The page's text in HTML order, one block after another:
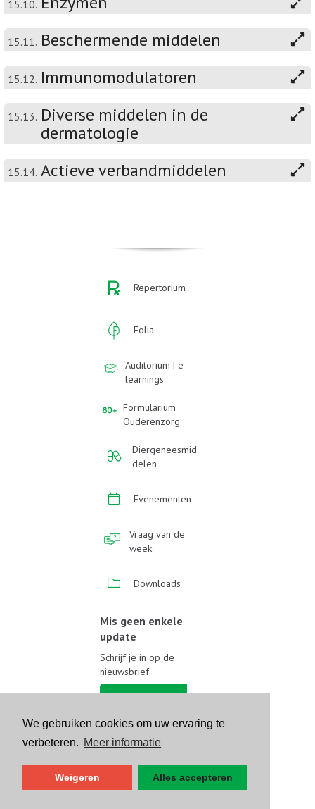
We gebruiken cookies om uw ervaring te
verbeteren. Meer informatie
Weigeren Alles accepteren
15.10.
15.11. Beschermende middelen
15.12. Immunomodulatoren
15.13. Diverse middelen in de
dermatologie
15.14. Actieve verbandmiddelen
Repertorium
Folia
Auditorium | e-
learnings
Formularium
Ouderenzorg
Diergeneesmid
delen
Evenementen
Vraag van de
week
Downloads
Mis geen enkele
update
Schrijf je in op de
nieuwsbrief
Volg ons op sociale media